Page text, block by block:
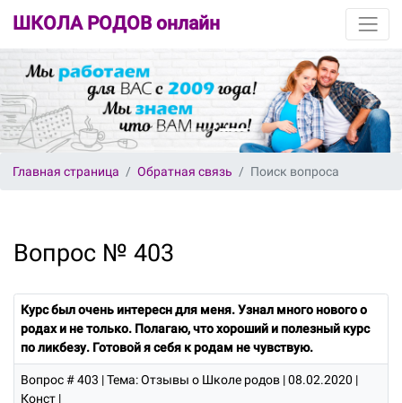
ШКОЛА РОДОВ онлайн
Главная страница Обратная связь Поиск вопроса
Вопрос № 403
Курс был очень интересн для меня. Узнал много нового о
родах и не только. Полагаю, что хороший и полезный курс
по ликбезу. Готовой я себя к родам не чувствую.
Вопрос # 403 | Тема: Отзывы о Школе родов | 08.02.2020 |
Конст |